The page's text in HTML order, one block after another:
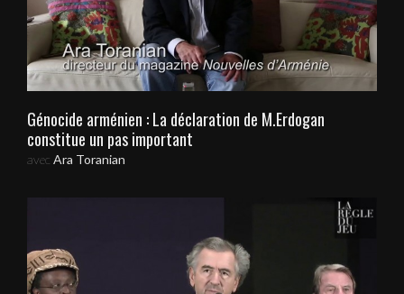
Génocide arménien : La déclaration de M.Erdogan
constitue un pas important
avec Ara Toranian